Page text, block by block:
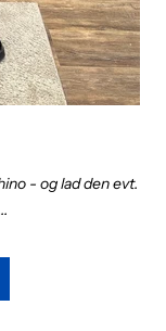
- og lad den evt.